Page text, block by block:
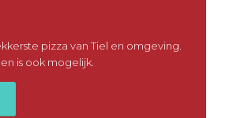
pizza van Tiel en omgeving.
is ook mogelijk.